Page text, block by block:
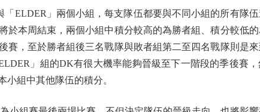
」兩個小組，每支隊伍都要與不同小組的所有隊伍
於本周結束，兩個小組中積分較高的為勝者組、積分較低
賽，至於勝者組後三名戰隊與敗者組第二至四名戰隊則是
」組的DK有很大機率能夠晉級至下一階段的季後賽
組中其他隊伍的積分。